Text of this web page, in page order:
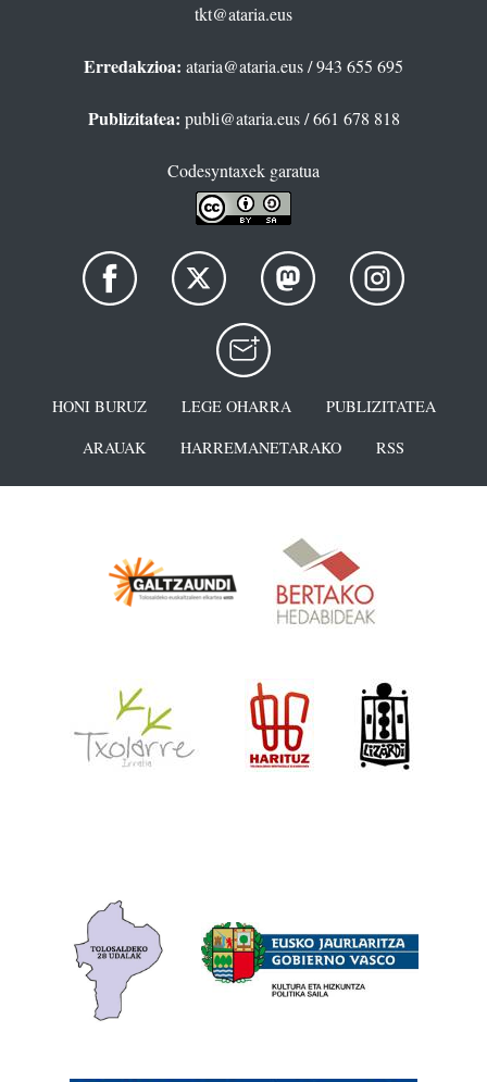
tkt@ataria.eus
Erredakzioa: ataria@ataria.eus/ 943 655 695
Publizitatea: publi@ataria.eus/ 661 678 818
Codesyntaxek garatua
HONI BURUZ LEGE OHARRA
PUBLIZITATEA
ARAUAK
HARREMANETARAKO RSS